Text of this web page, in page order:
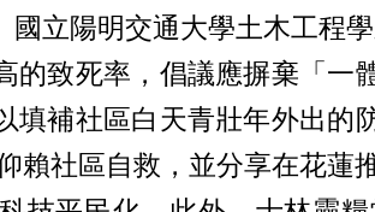
立陽明交通大學土木工程
的致死率，倡議應摒棄「
填補社區白天青壯年外出
賴社區自救，並分享在花蓮